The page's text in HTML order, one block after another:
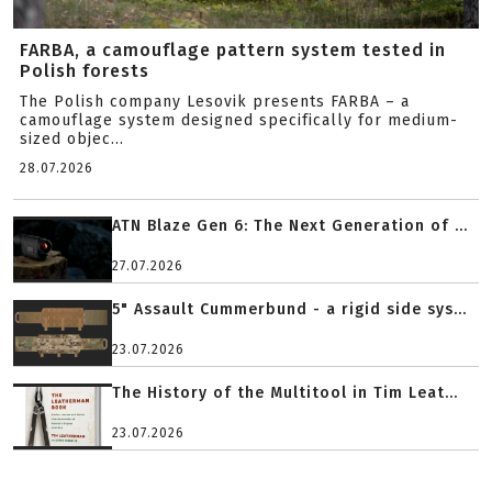
FARBA, a camouflage pattern system tested in
Polish forests
The Polish company Lesovik presents FARBA – a
camouflage system designed specifically for medium-
sized objec...
28.07.2026
ATN Blaze Gen 6: The Next Generation of ...
27.07.2026
5" Assault Cummerbund - a rigid side sys...
23.07.2026
The History of the Multitool in Tim Leat...
23.07.2026